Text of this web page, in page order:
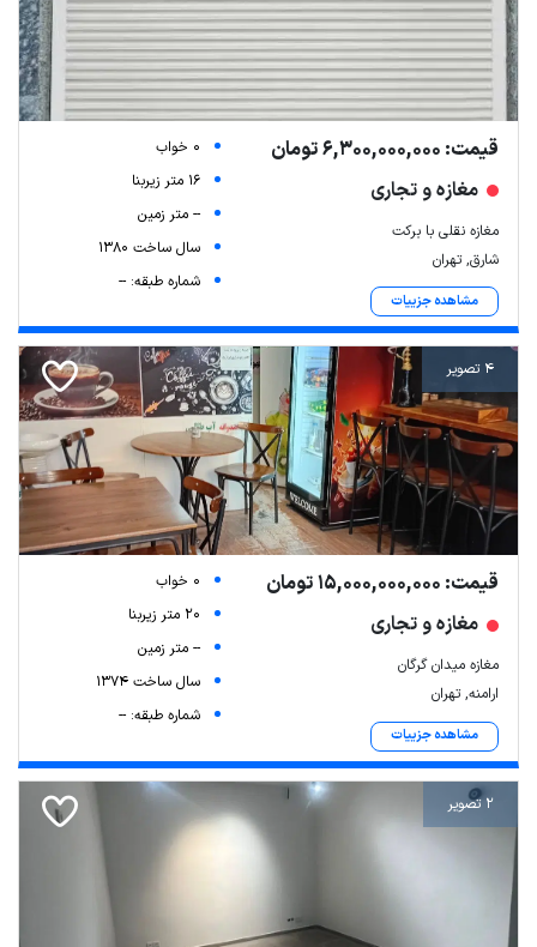
قیمت: 6,300,000,000 تومان
مغازه و تجاری
مغازه نقلی با برکت
شارق, تهران
مشاهده جزییات
0 خواب
16 متر زیربنا
-- متر زمین
سال ساخت 1380
شماره طبقه: --
4 تصویر
قیمت: 15,000,000,000 تومان
مغازه و تجاری
مغازه میدان گرگان
ارامنه, تهران
مشاهده جزییات
0 خواب
20 متر زیربنا
-- متر زمین
سال ساخت 1374
شماره طبقه: --
2 تصویر